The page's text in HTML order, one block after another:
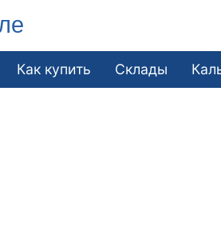
Как купить Склады